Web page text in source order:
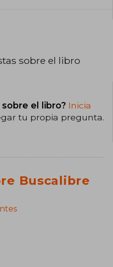
sobre el libro
el libro? Inicia
tu propia pregunta.
Buscalibre